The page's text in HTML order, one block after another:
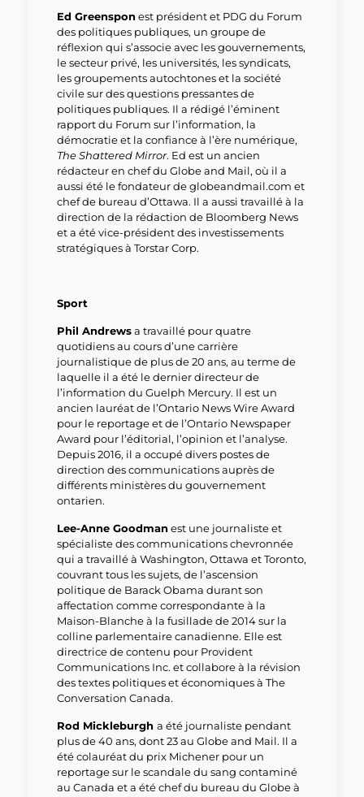
Ed Greensponest président et PDG du Forum
des politiques publiques, un groupe de
réflexion qui s’associe avec les gouvernements,
le secteur privé, les universités, les syndicats,
les groupements autochtones et la société
civile sur des questions pressantes de
politiques publiques. Il a rédigé l’éminent
rapport du Forum sur l’information, la
démocratie et la confiance à l’ère numérique,
The Shattered Mirror. Ed est un ancien
rédacteur en chef du Globe and Mail, où il a
aussi été le fondateur de globeandmail.com et
chef de bureau d’Ottawa. Il a aussi travaillé à la
direction de la rédaction de Bloomberg News
et a été vice-président des investissements
stratégiques à Torstar Corp.
Sport
Phil Andrewsa travaillé pour quatre
quotidiens au cours d’une carrière
journalistique de plus de 20 ans, au terme de
laquelle il a été le dernier directeur de
l’information du Guelph Mercury. Il est un
ancien lauréat de l’Ontario News Wire Award
pour le reportage et de l’Ontario Newspaper
Award pour l’éditorial, l’opinion et l’analyse.
Depuis 2016, il a occupé divers postes de
direction des communications auprès de
différents ministères du gouvernement
ontarien.
Lee-Anne Goodmanest une journaliste et
spécialiste des communications chevronnée
qui a travaillé à Washington, Ottawa et Toronto,
couvrant tous les sujets, de l’ascension
politique de Barack Obama durant son
affectation comme correspondante à la
Maison-Blanche à la fusillade de 2014 sur la
colline parlementaire canadienne. Elle est
directrice de contenu pour Provident
Communications Inc. et collabore à la révision
des textes politiques et économiques à The
Conversation Canada.
Rod Mickleburgh a été journaliste pendant
plus de 40 ans, dont 23 au Globe and Mail. Il a
été colauréat du prix Michener pour un
reportage sur le scandale du sang contaminé
au Canada et a été chef du bureau du Globe à